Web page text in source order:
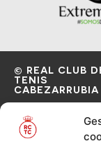
© REAL CLUB
TENIS
CABEZARRUBIA